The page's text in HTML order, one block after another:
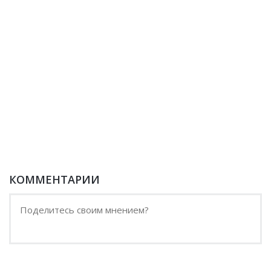
КОММЕНТАРИИ